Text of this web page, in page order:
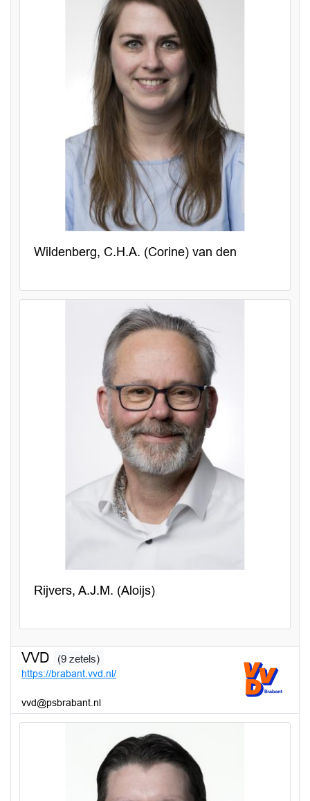
Wildenberg, C.H.A. (Corine) van den
Rijvers, A.J.M. (Aloijs)
VVD (9 zetels)
https://brabant.vvd.nl/
vvd@psbrabant.nl